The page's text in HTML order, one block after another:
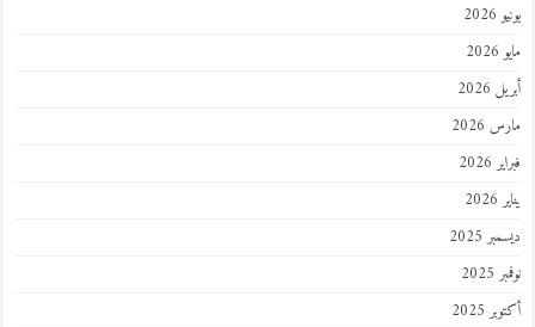
يونيو 2026
مايو 2026
أبريل 2026
مارس 2026
فبراير 2026
يناير 2026
ديسمبر 2025
نوفمبر 2025
أكتوبر 2025